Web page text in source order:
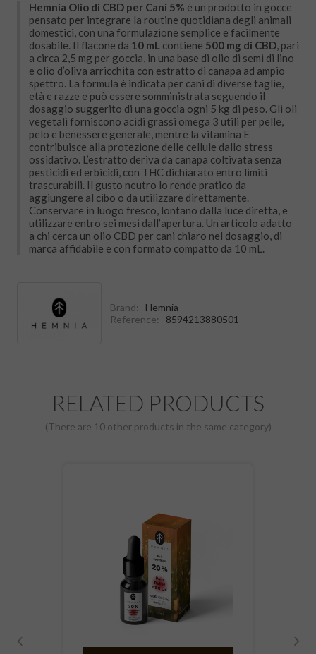
Hemnia Olio di CBD per Cani 5% è un prodotto in gocce
pensato per integrare la routine quotidiana degli animali
domestici, con una formulazione semplice e facilmente
dosabile. Il flacone da 10 mL contiene 500 mg di CBD, pari
a circa 2,5 mg per goccia, in una base di olio di semi di lino
e olio d’oliva arricchita con estratto di canapa ad ampio
spettro. La formula è indicata per cani di diverse taglie,
età e razze e può essere somministrata seguendo il
dosaggio suggerito di una goccia ogni 5 kg di peso. Gli oli
vegetali forniscono acidi grassi omega 3 utili per pelle,
pelo e benessere generale, mentre la vitamina E
contribuisce alla protezione delle cellule dallo stress
ossidativo. L’estratto deriva da canapa coltivata senza
pesticidi ed erbicidi, con THC dichiarato entro limiti
trascurabili. Il gusto neutro lo rende pratico da
aggiungere al cibo o da utilizzare direttamente.
Conservare in luogo fresco, lontano dalla luce diretta, e
utilizzare entro sei mesi dall’apertura. Un articolo adatto
a chi cerca un olio CBD per cani chiaro nel dosaggio, di
marca affidabile e con formato compatto da 10 mL.
Brand:
Hemnia
Reference:
8594213880501
RELATED PRODUCTS
(There are 10 other products in the same category)